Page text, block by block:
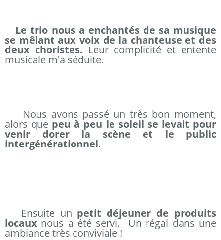
Le trio nous a enchantés de sa musique
se mêlant aux voix de la chanteuse et des
deux choristes. Leur complicité et entente
musicale m'a séduite.
Nous avons passé un très bon moment,
alors que peu à peu le soleil se levait pour
venir dorer la scène et le public
intergénérationnel.
Ensuite un petit déjeuner de produits
locaux nous a été servi. Un régal dans une
ambiance très conviviale !